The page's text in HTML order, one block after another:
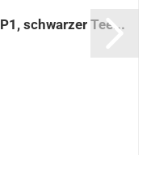
schwarzer Tee...